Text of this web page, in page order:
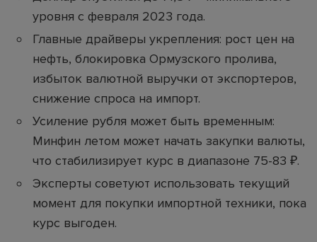
уровня с февраля 2023 года.
Главные драйверы укрепления: рост цен на
нефть, блокировка Ормузского пролива,
избыток валютной выручки от экспортеров,
снижение спроса на импорт.
Усиление рубля может быть временным:
Минфин летом может начать закупки валюты,
что стабилизирует курс в диапазоне 75-83 ₽.
Эксперты советуют использовать текущий
момент для покупки импортной техники, пока
курс выгоден.